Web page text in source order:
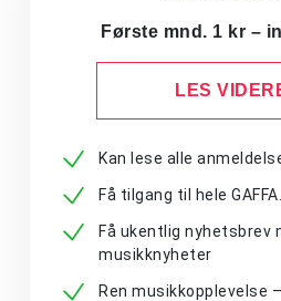
Første mnd. 1 kr –
LES
Kan lese alle
Få tilgang til hele
Få ukentlig nyhetsbrev
musikknyheter
Ren musikkopplevelse